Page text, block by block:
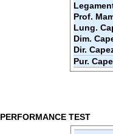
Prof.
Lung.
Dim.
Dir.
Pur.
PERFORMANCE TEST